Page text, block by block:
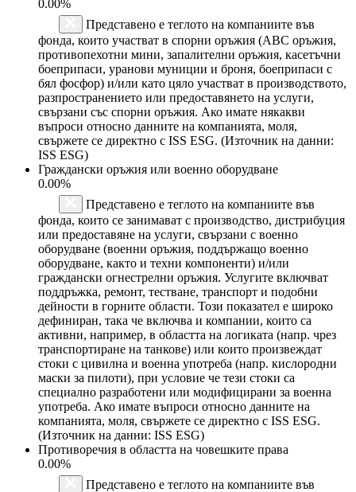
0.00%
Представено е теглото на компаниите във
фонда, които участват в спорни оръжия (ABC оръжия,
противопехотни мини, запалителни оръжия, касетъчни
боеприпаси, уранови муниции и броня, боеприпаси с
бял фосфор) и/или като цяло участват в производството,
разпространението или предоставянето на услуги,
свързани със спорни оръжия. Ако имате някакви
въпроси относно данните на компанията, моля,
свържете се директно с ISS ESG. (Източник на данни:
ISS ESG)
Граждански оръжия или военно оборудване
0.00%
Представено е теглото на компаниите във
фонда, които се занимават с производство, дистрибуция
или предоставяне на услуги, свързани с военно
оборудване (военни оръжия, поддържащо военно
оборудване, както и техни компоненти) и/или
граждански огнестрелни оръжия. Услугите включват
поддръжка, ремонт, тестване, транспорт и подобни
дейности в горните области. Този показател е широко
дефиниран, така че включва и компании, които са
активни, например, в областта на логиката (напр. чрез
транспортиране на танкове) или които произвеждат
стоки с цивилна и военна употреба (напр. кислородни
маски за пилоти), при условие че тези стоки са
специално разработени или модифицирани за военна
употреба. Ако имате въпроси относно данните на
компанията, моля, свържете се директно с ISS ESG.
(Източник на данни: ISS ESG)
Противоречия в областта на човешките права
0.00%
Представено е теглото на компаниите във